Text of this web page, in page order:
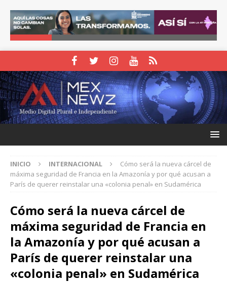
INICIO INTERNACIONAL
Cómo será la nueva cárcel de
máxima seguridad de Francia en la Amazonía y por qué acusan a
París de querer reinstalar una «colonia penal» en Sudamérica
Cómo será la nueva cárcel de
máxima seguridad de Francia en
la Amazonía y por qué acusan a
París de querer reinstalar una
«colonia penal» en Sudamérica